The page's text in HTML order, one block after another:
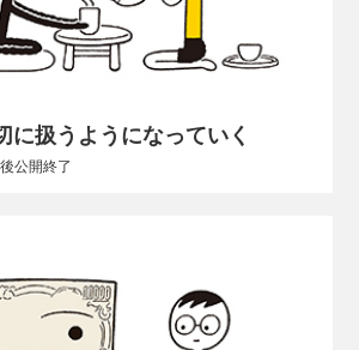
に扱うようになっていく
公開終了